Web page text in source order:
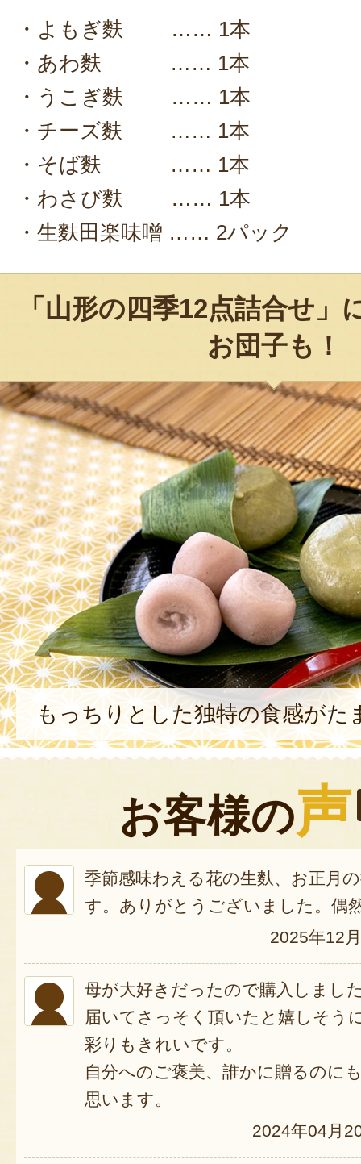
・よもぎ麩 …… 1本
・あわ麩 …… 1本
・うこぎ麩 …… 1本
・チーズ麩 …… 1本
・そば麩 …… 1本
・わさび麩 …… 1本
・生麩田楽味噌 …… 2パック
「山形の四季12点詰合せ」
お団子も！
もっちりとした独特の食感がた
お客様の声
季節感味わえる花の生麩、お正月
す。ありがとうございました。偶
2025年12
母が大好きだったので購入しまし
届いてさっそく頂いたと嬉しそう
彩りもきれいです。
自分へのご褒美、誰かに贈るのに
思います。
2024年04月